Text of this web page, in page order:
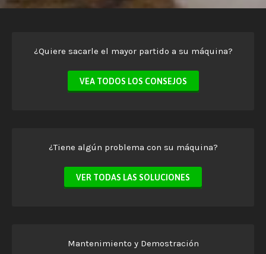
¿Quiere sacarle el mayor partido a su máquina?
VEA TODOS LOS CONSEJOS
¿Tiene algún problema con su máquina?
VER TODAS LAS SOLUCIONES
Mantenimiento y Demostración